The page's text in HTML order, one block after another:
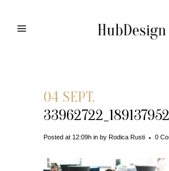
04 SEPT.
Posted at 12:09h in by Rodica Rusti 0